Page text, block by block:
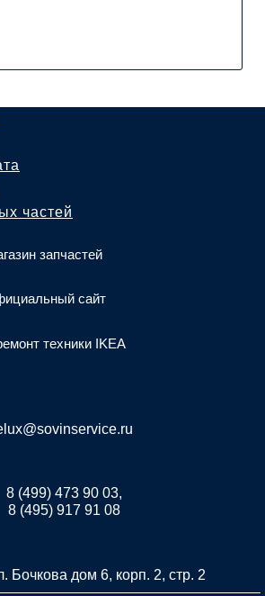
частей
запчастей
сайт
техники IKEA
8 (499) 473 90 03,
8 (495) 917 91 08
Бочкова дом 6, корп. 2, стр. 2